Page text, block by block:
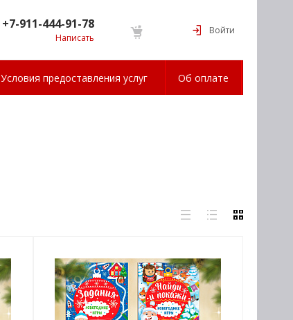
+7-911-444-91-78
Написать
Войти
Условия предоставления услуг Об оплате